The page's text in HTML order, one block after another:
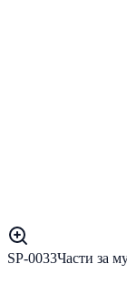
SP-0033Части за